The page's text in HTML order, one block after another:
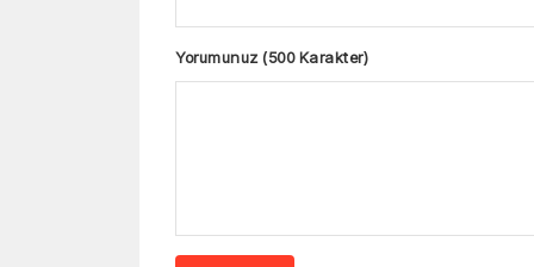
Yorumunuz (500 Karakter)